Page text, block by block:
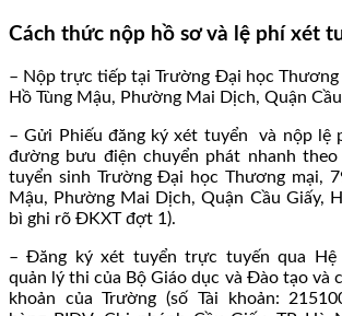
Cách thức nộp hồ sơ và lệ phí xét
– Nộp trực tiếp tại Trường Đại học
Hồ Tùng Mậu, Phường Mai Dịch, Quận
– Gửi Phiếu đăng ký xét tuyển và nộp lệ
đường bưu điện chuyển phát nhanh
tuyển sinh Trường Đại học Thương mại,
Mậu, Phường Mai Dịch, Quận Cầu Giấy,
bì ghi rõ ĐKXT đợt 1).
– Đăng ký xét tuyển trực tuyến qua Hệ
quản lý thi của Bộ Giáo dục và Đào tạo và
khoản của Trường (số Tài khoản: